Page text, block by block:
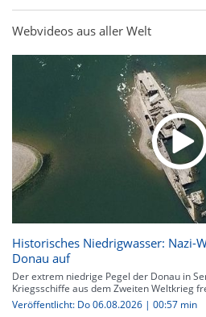
Webvideos aus aller Welt
Historisches Niedrigwasser: Nazi-
Donau auf
Der extrem niedrige Pegel der Donau in
Kriegsschiffe aus dem Zweiten Weltkrieg
Veröffentlicht: Do 06.08.2026 | 00:57 min